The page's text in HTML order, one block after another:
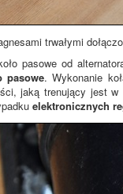
trwałymi
pasowe od
pasowe. Wykonanie
jaką trenujący jest
elektronicznych